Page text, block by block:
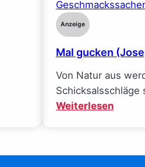
bei
wie
alle
meine
Ideale
Wynn-
Anzeige
Mal gucken
Von Natur aus
Weiterlesen: